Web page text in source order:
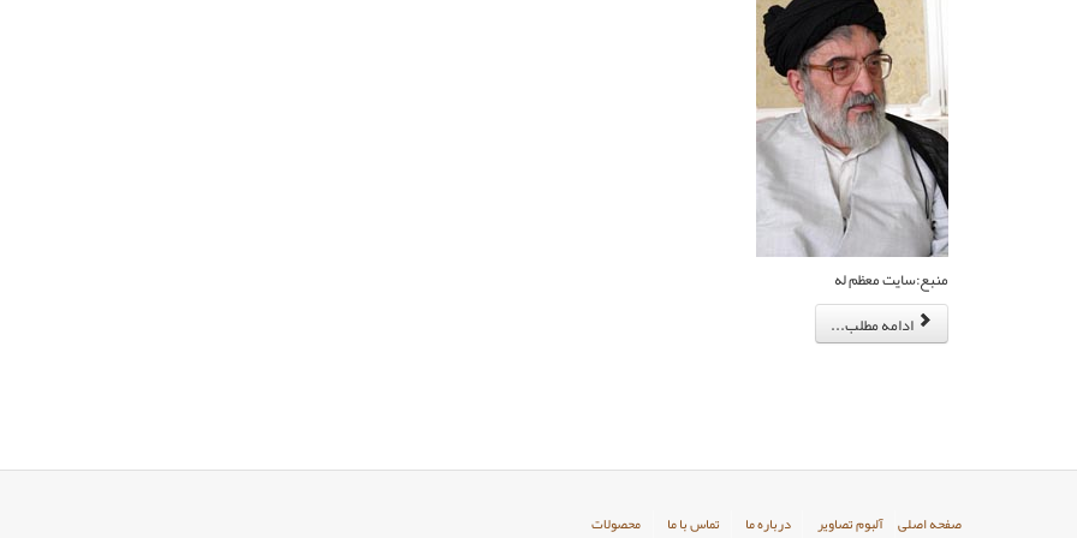
منبع:سایت معظم له
ادامه مطلب...
صفحه اصلی آلبوم تصاویر درباره ما تماس با ما محصولات